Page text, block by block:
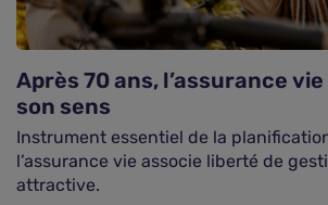
Après 70 ans, l’assurance
son sens
Instrument essentiel de la
l’assurance vie associe liberté de
attractive.